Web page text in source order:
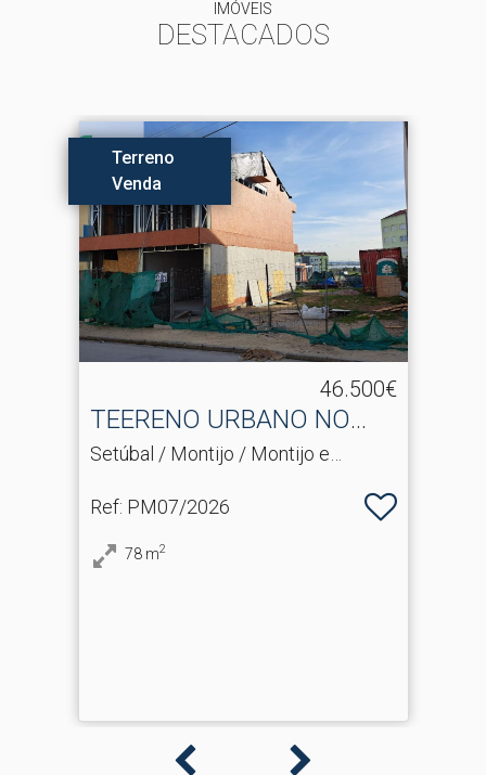
IMÓVEIS
DESTACADOS
Terreno
Venda
46.500€
TEERENO URBANO NO
MONTIJO PARA VENDA
Setúbal / Montijo / Montijo e
Ref: PM07/2026
78m2